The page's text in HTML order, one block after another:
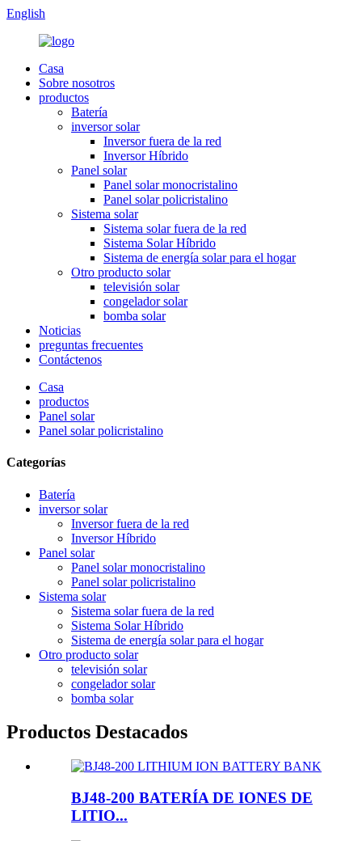
English
Casa
Sobre nosotros
productos
Batería
inversor solar
Inversor fuera de la red
Inversor Híbrido
Panel solar
Panel solar monocristalino
Panel solar policristalino
Sistema solar
Sistema solar fuera de la red
Sistema Solar Híbrido
Sistema de energía solar para el hogar
Otro producto solar
televisión solar
congelador solar
bomba solar
Noticias
preguntas frecuentes
Contáctenos
Casa
productos
Panel solar
Panel solar policristalino
Categorías
Batería
inversor solar
Inversor fuera de la red
Inversor Híbrido
Panel solar
Panel solar monocristalino
Panel solar policristalino
Sistema solar
Sistema solar fuera de la red
Sistema Solar Híbrido
Sistema de energía solar para el hogar
Otro producto solar
televisión solar
congelador solar
bomba solar
Productos Destacados
BJ48-200 BATERÍA DE IONES DE
LITIO...